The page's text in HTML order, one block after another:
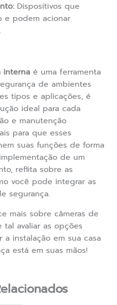
Dispositivos que
e podem acionar
interna é uma ferramenta
de ambientes
tipos e aplicações, é
ideal para cada
e manutenção
para que esses
suas funções de forma
de um
reflita sobre as
você pode integrar as
segurança.
mais sobre câmeras de
avaliar as opções
instalação em sua casa
está em suas mãos!